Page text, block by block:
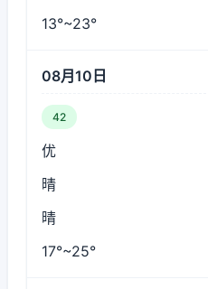
13°~23°
08月10日
42
优
晴
晴
17°~25°